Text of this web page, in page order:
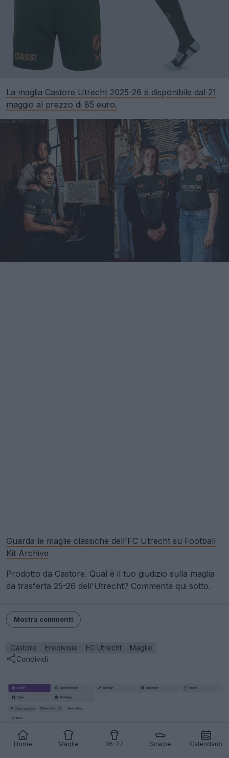
Home Maglie 26-27 Scarpe Calendario
La maglia Castore Utrecht 2025-26 è disponibile dal 21
maggio al prezzo di 85 euro.
Guarda le maglie classiche dell'FC Utrecht su Football
Kit Archive
Prodotto da Castore. Qual è il tuo giudizio sulla maglia
da trasferta 25-26 dell'Utrecht? Commenta qui sotto.
Mostra commenti
Castore Eredivisie FC Utrecht
Maglie
Condividi